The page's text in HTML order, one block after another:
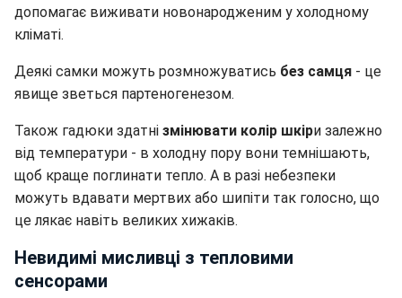
допомагає виживати новонародженим у холодному
кліматі.
Деякі самки можуть розмножуватись без самця - це
явище зветься партеногенезом.
Також гадюки здатні змінювати колір шкіри залежно
від температури - в холодну пору вони темнішають,
щоб краще поглинати тепло. А в разі небезпеки
можуть вдавати мертвих або шипіти так голосно, що
це лякає навіть великих хижаків.
Невидимі мисливці з тепловими
сенсорами